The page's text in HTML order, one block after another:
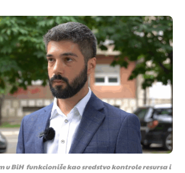
u BiH funkcioniše kao sredstvo kontrole resursa i